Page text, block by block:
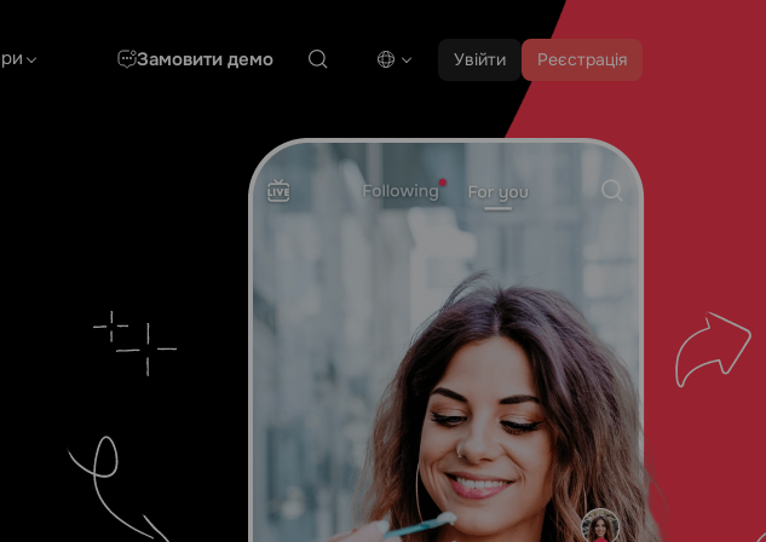
Увійти Реєстрація
Замовити демо